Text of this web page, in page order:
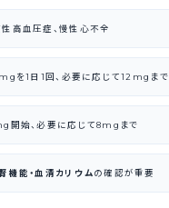
高血圧症、慢性心不全
を1 日 1回、必要に応じて12mg まで
開始、必要に応じて8mg まで
機能・血清カリウムの確認が重要